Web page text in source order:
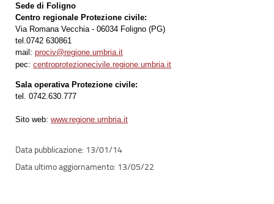
Sede di Foligno
Centro regionale Protezione civile:
Via Romana Vecchia - 06034 Foligno (PG)
tel.0742 630861
mail: prociv@regione.umbria.it
pec: centroprotezionecivile.regione.umbria.it
Sala operativa Protezione civile:
tel. 0742.630.777
Sito web: www.regione.umbria.it
13/01/14
13/05/22